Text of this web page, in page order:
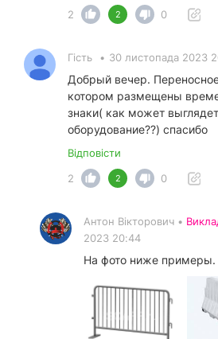
2
2 0
Гість • 30 листопада 2023
Добрый вечер.
котором размещены
знаки( как может
оборудование??) спасибо
Відповісти
2
2 0
Антон Вікторович •
2023 20:44
На фото ниже примеры.